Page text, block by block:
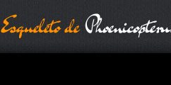
Esqueleto de